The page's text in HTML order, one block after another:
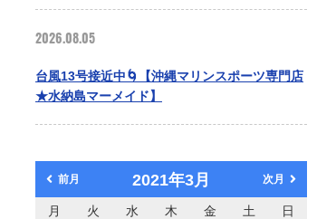
2026.08.05
台風13号接近中🌀【沖縄マリンスポーツ専門店
★水納島マーメイド】
前月 2021年3月 次月
月 火 水 木 金 土
日